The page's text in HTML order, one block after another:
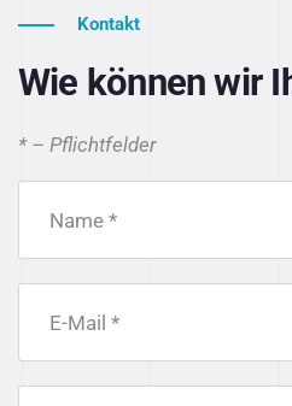
Kontakt
Wie können wir
* – Pflichtfelder
Name *
E-Mail *